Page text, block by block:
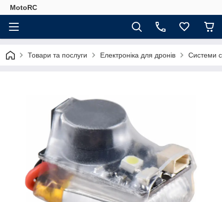
MotoRC
Товари та послуги Електроніка для дронів Системи